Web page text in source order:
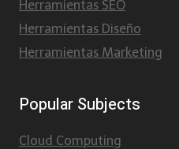
Herramientas SEO
Herramientas Diseño
Herramientas Marketing
Popular Subjects
Cloud Computing